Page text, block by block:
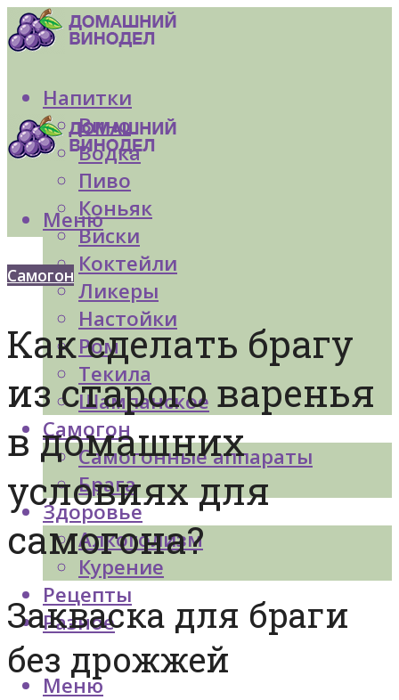
Напитки
Вино
Водка
Пиво
Коньяк
Виски
Коктейли
Ликеры
Настойки
Ром
Текила
Шампанское
Самогон
Самогонные аппараты
Брага
Здоровье
Алкоголизм
Курение
Рецепты
Разное
Меню
Меню
Самогон
Как сделать брагу
из старого варенья
в домашних
условиях для
самогона?
Закваска для браги
без дрожжей